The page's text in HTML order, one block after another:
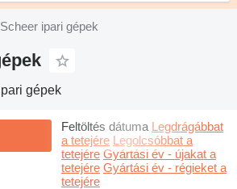
Scheer ipari gépek
gépek
Feltöltés dátuma Legdrágábbat
a tetejére Legolcsóbbat a
tetejére Gyártási év - újakat a
tetejére Gyártási év - régieket a
tetejére